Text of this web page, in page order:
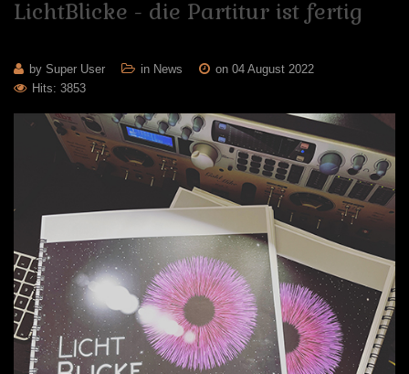
LichtBlicke - die Partitur ist fertig
by Super User in News
on 04 August 2022
Hits: 3853